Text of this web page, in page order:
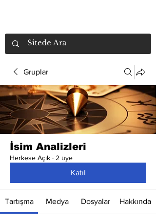
Gruplar
İsim Analizleri
Herkese Açık · 2 üye
Katıl
Tartışma Medya Dosyalar Hakkında